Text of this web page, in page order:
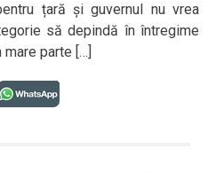
țară și guvernul nu vrea
să depindă în întregime
parte […]